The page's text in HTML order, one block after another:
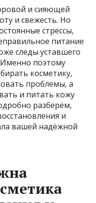
и сияющей
и свежесть. Но
стрессы,
питание
следы уставшего
Именно поэтому
косметику,
проблемы, а
и питать кожу
разберём,
и
вашей надёжной